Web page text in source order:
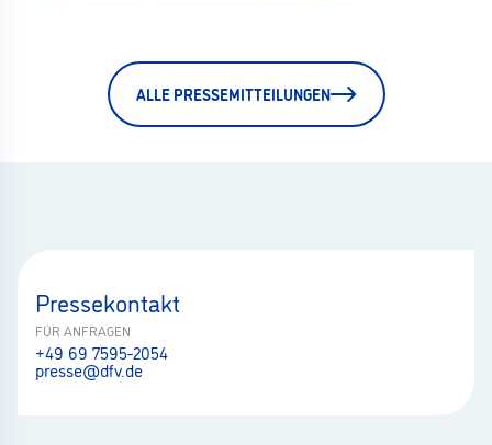
ALLE PRESSEMITTEILUNGEN
Pressekontakt
FÜR ANFRAGEN
+49 69 7595-2054
presse@dfv.de